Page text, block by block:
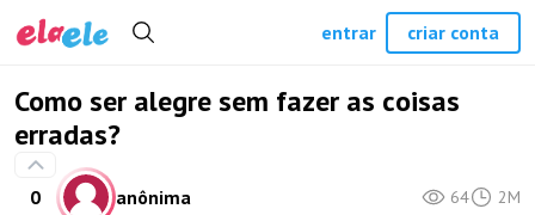
Como ser alegre sem fazer as coisas
erradas?
0 anônima 64 2M
entrar criar conta